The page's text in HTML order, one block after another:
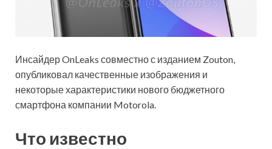
Инсайдер OnLeaks совместно с изданием Zouton,
опубликовал качественные изображения и
некоторые характеристики нового бюджетного
смартфона компании Motorola.
Что известно